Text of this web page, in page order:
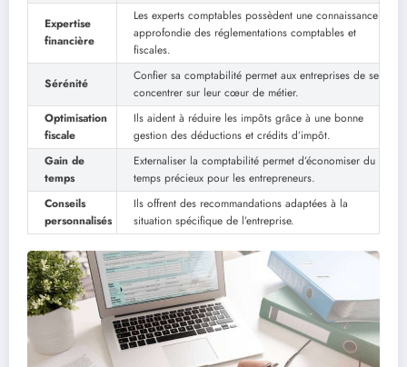
Expertise
financière
Les experts comptables possèdent une connaissance
approfondie des réglementations comptables et
fiscales.
Sérénité
Confier sa comptabilité permet aux entreprises de se
concentrer sur leur cœur de métier.
Optimisation
fiscale
Ils aident à réduire les impôts grâce à une bonne
gestion des déductions et crédits d’impôt.
Gain de
temps
Externaliser la comptabilité permet d’économiser du
temps précieux pour les entrepreneurs.
Conseils
personnalisés
Ils offrent des recommandations adaptées à la
situation spécifique de l’entreprise.